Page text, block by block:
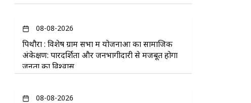
08-08-2026
पिथौरा : विशेष ग्राम सभा में योजनाओं का सामाजिक
अंकेक्षण: पारदर्शिता और जनभागीदारी से मजबूत होगा
जनता का विश्वास
08-08-2026